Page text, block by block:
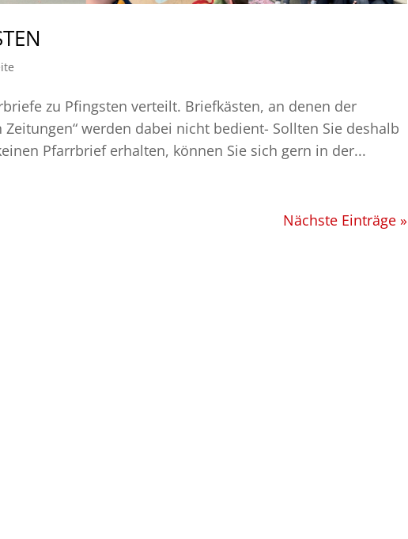
zu Pfingsten verteilt. Briefkästen, an denen der
werden dabei nicht bedient- Sollten Sie deshalb
Pfarrbrief erhalten, können Sie sich gern in der...
Nächste Einträge »